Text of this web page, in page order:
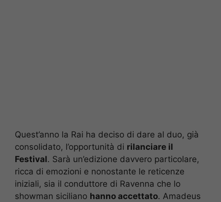
Quest’anno la Rai ha deciso di dare al duo, già
consolidato, l’opportunità di rilanciare il
Festival. Sarà un’edizione davvero particolare,
ricca di emozioni e nonostante le reticenze
iniziali, sia il conduttore di Ravenna che lo
showman siciliano hanno accettato. Amadeus